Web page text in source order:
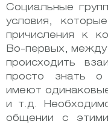
Социальные
условия,
причисления к
Во-первых, между
происходить
просто знать
имеют
и т.д.
общении с